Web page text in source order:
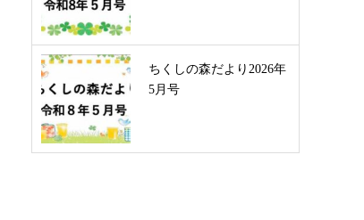
ちくしの森だより2026年
5月号